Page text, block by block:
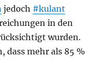
jedoch #kulant
in den
wurden.
dass mehr als 85 %